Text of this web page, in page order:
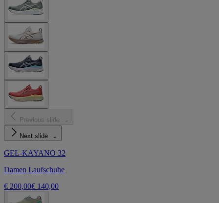
Previous slide
Next slide
GEL-KAYANO 32
Damen Laufschuhe
€ 200,00€ 140,00